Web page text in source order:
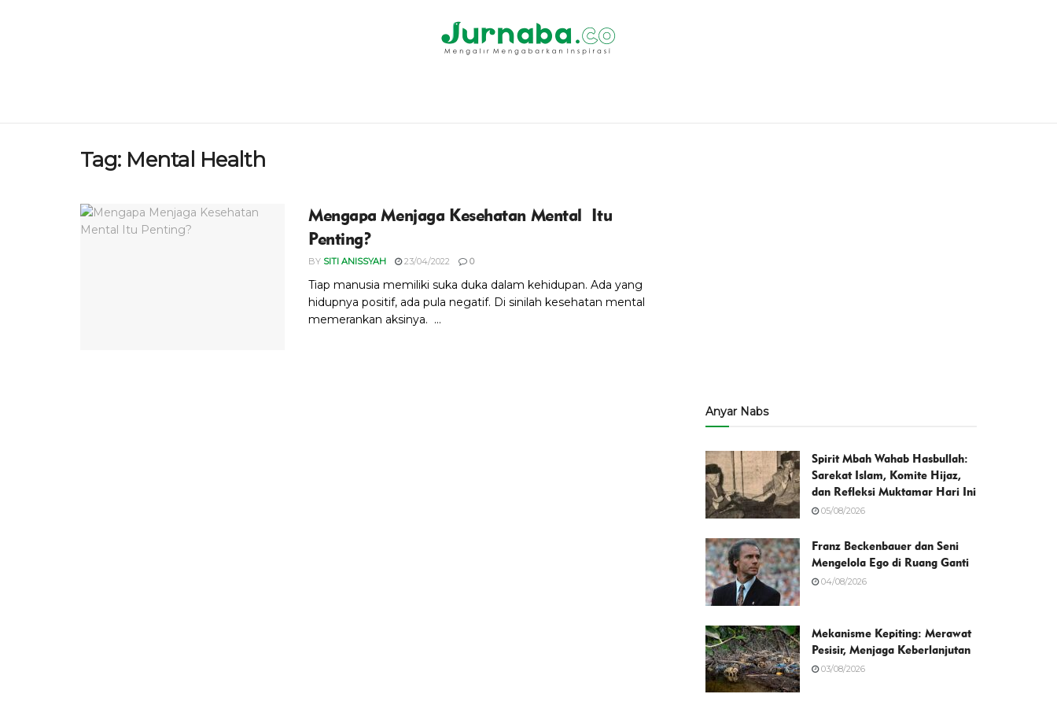
Tag: Mental Health
Mengapa Menjaga Kesehatan Mental Itu
Penting?
BY SITI ANISSYAH 23/04/2022 0
Tiap manusia memiliki suka duka dalam kehidupan. Ada yang
hidupnya positif, ada pula negatif. Di sinilah kesehatan mental
memerankan aksinya. ...
Anyar Nabs
Spirit Mbah Wahab Hasbullah:
Sarekat Islam, Komite Hijaz,
dan Refleksi Muktamar Hari Ini
05/08/2026
Franz Beckenbauer dan Seni
Mengelola Ego di Ruang Ganti
04/08/2026
Mekanisme Kepiting: Merawat
Pesisir, Menjaga Keberlanjutan
03/08/2026